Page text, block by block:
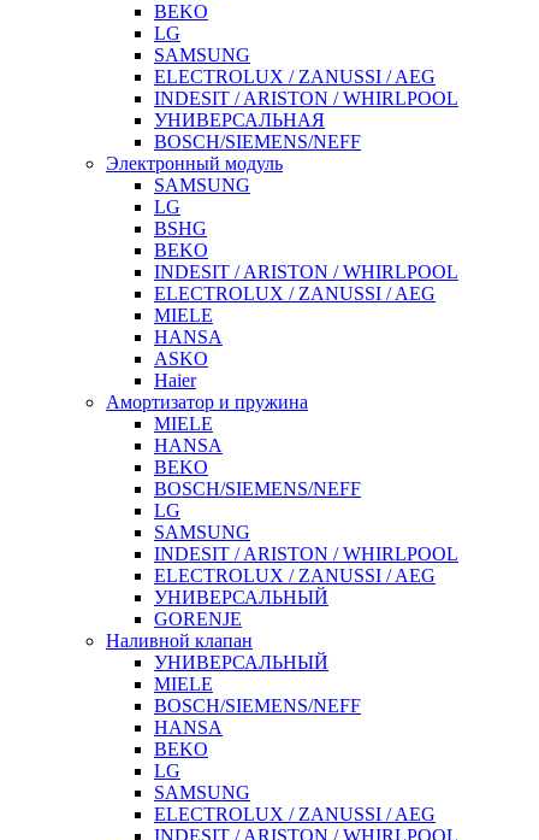
BEKO
LG
SAMSUNG
ELECTROLUX / ZANUSSI / AEG
INDESIT / ARISTON / WHIRLPOOL
УНИВЕРСАЛЬНАЯ
BOSCH/SIEMENS/NEFF
Электронный модуль
SAMSUNG
LG
BSHG
BEKO
INDESIT / ARISTON / WHIRLPOOL
ELECTROLUX / ZANUSSI / AEG
MIELE
HANSA
ASKO
Haier
Амортизатор и пружина
MIELE
HANSA
BEKO
BOSCH/SIEMENS/NEFF
LG
SAMSUNG
INDESIT / ARISTON / WHIRLPOOL
ELECTROLUX / ZANUSSI / AEG
УНИВЕРСАЛЬНЫЙ
GORENJE
Наливной клапан
УНИВЕРСАЛЬНЫЙ
MIELE
BOSCH/SIEMENS/NEFF
HANSA
BEKO
LG
SAMSUNG
ELECTROLUX / ZANUSSI / AEG
INDESIT / ARISTON / WHIRLPOOL